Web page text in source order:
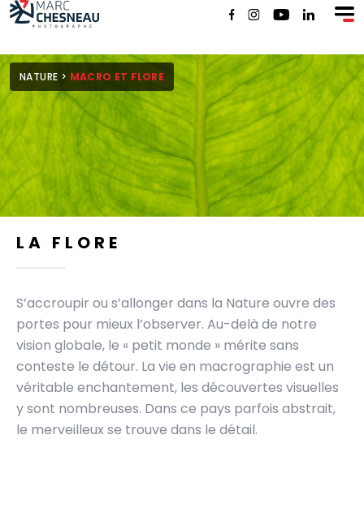
LA FLORE
S’accroupir ou s’allonger dans la Nature ouvre des
portes pour mieux l’observer. Au-delà de notre
vision globale, le « petit monde » mérite sans
conteste le détour. La vie en macrographie est un
véritable enchantement, les découvertes visuelles
y sont nombreuses. Dans ce pays parfois abstrait,
le merveilleux se trouve dans le détail.
NATURE > MACRO ET FLORE